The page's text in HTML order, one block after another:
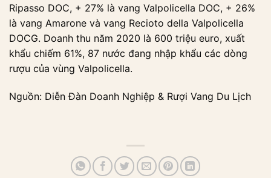
Ripasso DOC, + 27% là vang Valpolicella DOC, + 26%
là vang Amarone và vang Recioto della Valpolicella
DOCG. Doanh thu năm 2020 là 600 triệu euro, xuất
khẩu chiếm 61%, 87 nước đang nhập khẩu các dòng
rượu của vùng Valpolicella.
Nguồn: Diễn Đàn Doanh Nghiệp & Rượi Vang Du Lịch